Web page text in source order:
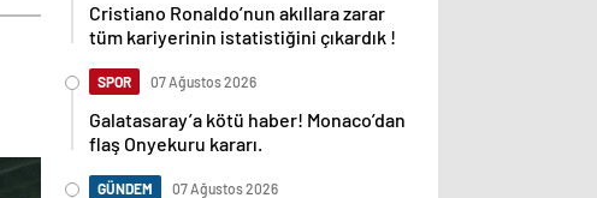
Cristiano Ronaldo’nun akıllara zarar
tüm kariyerinin istatistiğini çıkardık !
SPOR 07 Ağustos 2026
Galatasaray’a kötü haber! Monaco’dan
flaş Onyekuru kararı.
GÜNDEM 07 Ağustos 2026